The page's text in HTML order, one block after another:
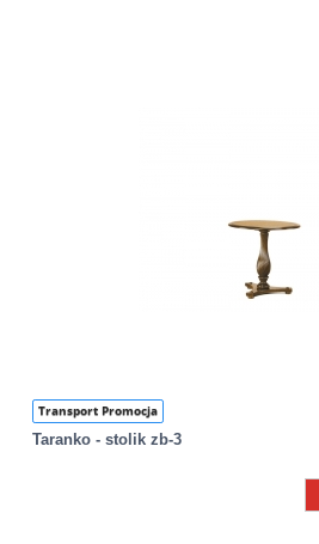
Transport Promocja
Taranko - stolik zb-3